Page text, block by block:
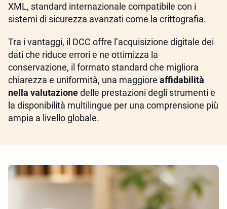
XML, standard internazionale compatibile con i
sistemi di sicurezza avanzati come la crittografia.
Tra i vantaggi, il DCC offre l’acquisizione digitale dei
dati che riduce errori e ne ottimizza la
conservazione, il formato standard che migliora
chiarezza e uniformità, una maggiore affidabilità
nella valutazionedelle prestazioni degli strumenti e
la disponibilità multilingue per una comprensione più
ampia a livello globale.